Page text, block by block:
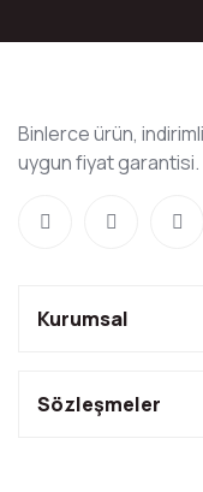
Binlerce ürün,
uygun fiyat garantisi.
Kurumsal
Sözleşmeler